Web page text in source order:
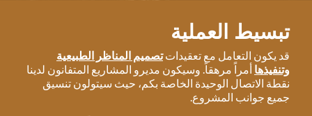
تبسيط العملية
قد يكون التعامل مع تعقيداتتصميم المناظر الطبيعية
وتنفيذها أمراً مرهقاً. وسيكون مديرو المشاريع المتفانون لدينا
نقطة الاتصال الوحيدة الخاصة بكم، حيث سيتولون تنسيق
جميع جوانب المشروع.